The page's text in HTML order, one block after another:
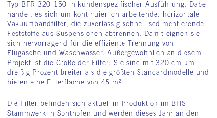
Typ BFR 320-150 in kundenspezifischer Ausführung. Dabei
handelt es sich um kontinuierlich arbeitende, horizontale
Vakuumbandfilter, die zuverlässig schnell sedimentierende
Feststoffe aus Suspensionen abtrennen. Damit eignen sie
sich hervorragend für die effiziente Trennung von
Flugasche und Waschwasser. Außergewöhnlich an diesem
Projekt ist die Größe der Filter: Sie sind mit 320 cm um
dreißig Prozent breiter als die größten Standardmodelle und
bieten eine Filterfläche von 45 m².
Die Filter befinden sich aktuell in Produktion im BHS-
Stammwerk in Sonthofen und werden dieses Jahr an den